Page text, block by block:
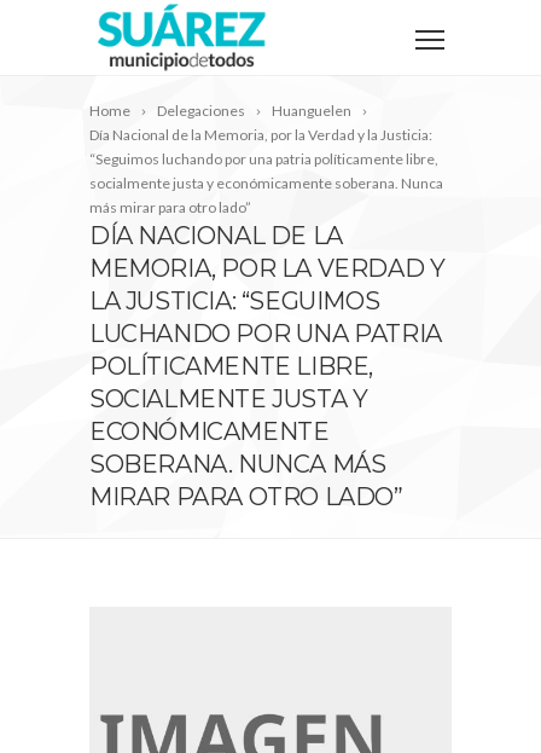
Home Delegaciones
Huanguelen
Día Nacional de la Memoria, por la Verdad y la Justicia:
“Seguimos luchando por una patria políticamente libre,
socialmente justa y económicamente soberana. Nunca
más mirar para otro lado”
DÍA NACIONAL DE LA
MEMORIA, POR LA VERDAD Y
LA JUSTICIA: “SEGUIMOS
LUCHANDO POR UNA PATRIA
POLÍTICAMENTE LIBRE,
SOCIALMENTE JUSTA Y
ECONÓMICAMENTE
SOBERANA. NUNCA MÁS
MIRAR PARA OTRO LADO”